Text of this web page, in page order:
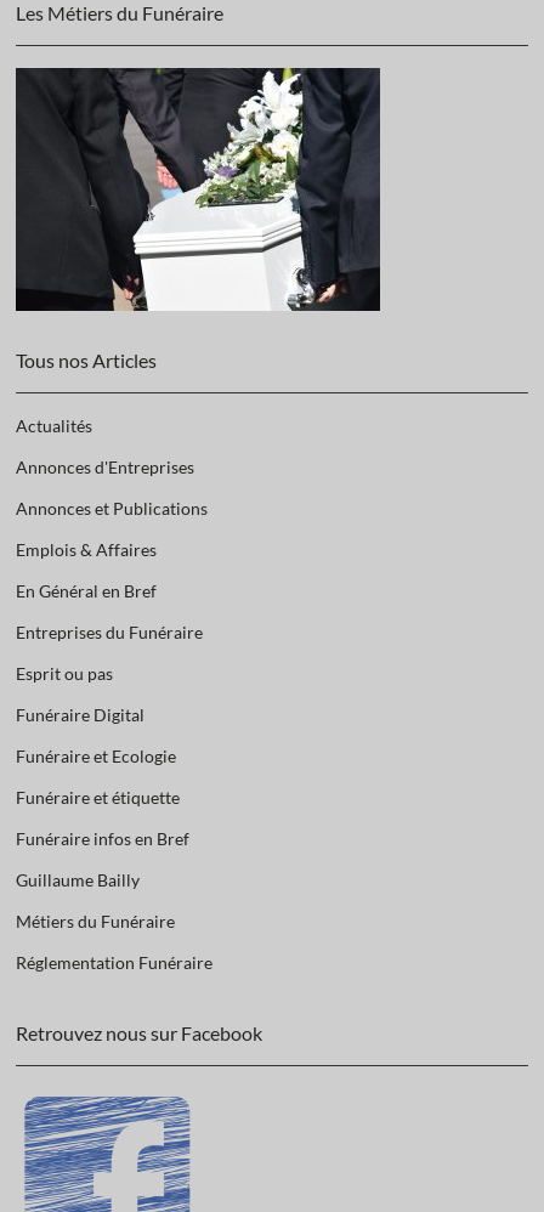
Les Métiers du Funéraire
Tous nos Articles
Actualités
Annonces d'Entreprises
Annonces et Publications
Emplois & Affaires
En Général en Bref
Entreprises du Funéraire
Esprit ou pas
Funéraire Digital
Funéraire et Ecologie
Funéraire et étiquette
Funéraire infos en Bref
Guillaume Bailly
Métiers du Funéraire
Réglementation Funéraire
Retrouvez nous sur Facebook